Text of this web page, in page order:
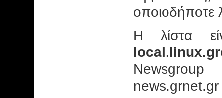
οποιοδήποτε
Η λίστα
news.grnet.gr